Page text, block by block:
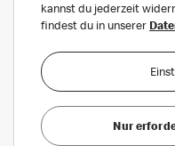
kannst du jederzeit
findest du in unserer
Nur